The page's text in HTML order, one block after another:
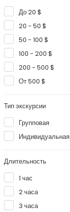
До 20 $
20 - 50 $
50 - 100 $
100 - 200 $
200 - 500 $
От 500 $
Тип экскурсии
Групповая
Индивидуальная
Длительность
1 час
2 часа
3 часа